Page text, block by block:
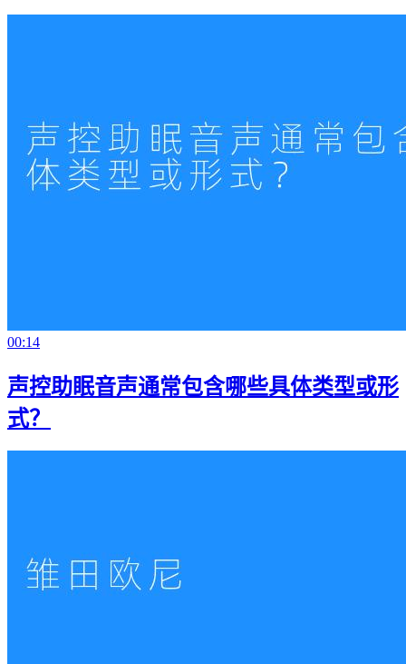
00:14
声控助眠音声通常包含哪些具体类型或形
式？